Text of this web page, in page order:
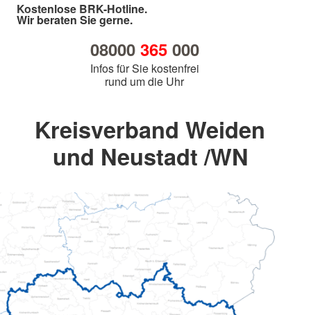
Kostenlose BRK-Hotline.
Wir beraten Sie gerne.
08000 365000
Infos für Sie kostenfrei
rund um die Uhr
Kreisverband Weiden
und Neustadt /WN